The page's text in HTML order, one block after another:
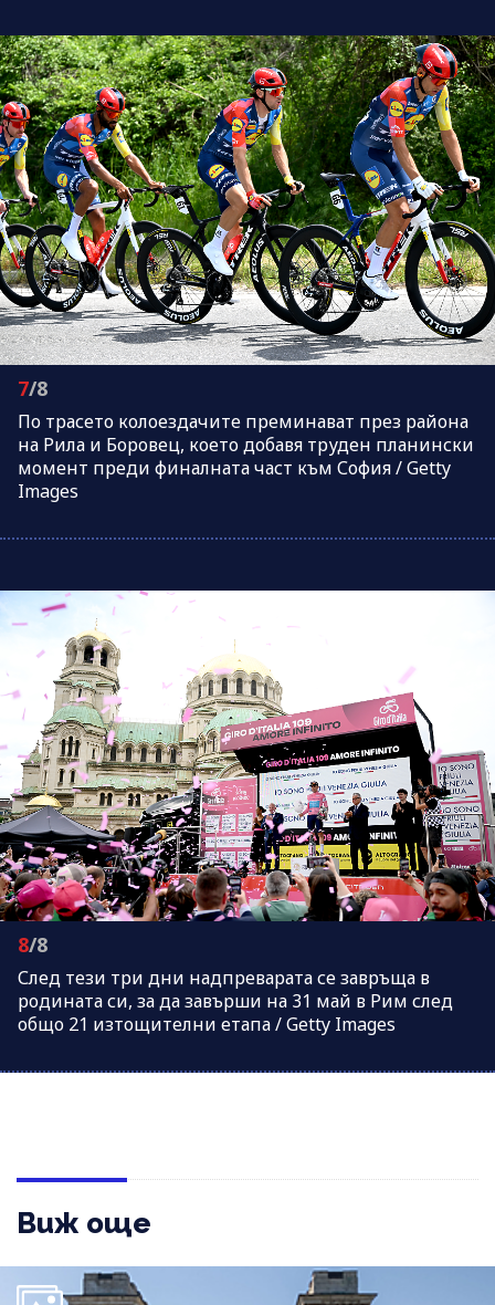
7/8
По трасето колоездачите преминават през района
на Рила и Боровец, което добавя труден планински
момент преди финалната част към София / Getty
Images
8/8
След тези три дни надпреварата се завръща в
родината си, за да завърши на 31 май в Рим след
общо 21 изтощителни етапа / Getty Images
Виж още